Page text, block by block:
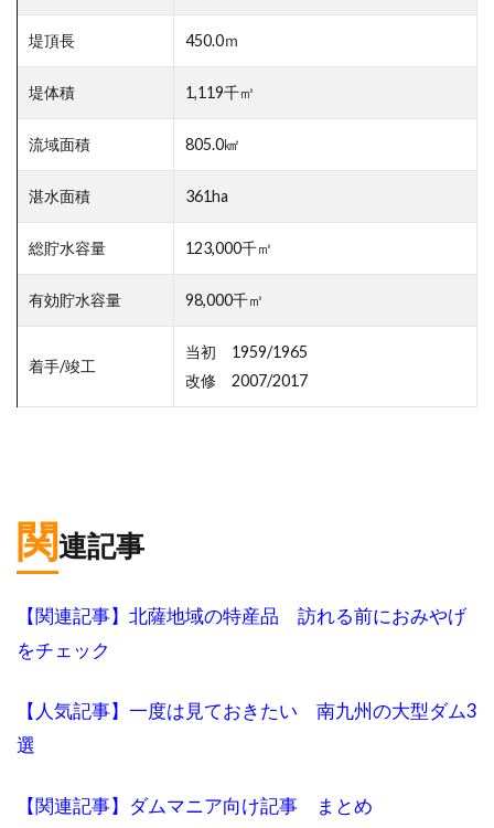
堤頂長 450.0ｍ
堤体積 1,119千㎥
流域面積 805.0㎢
湛水面積 361ha
総貯水容量 123,000千㎥
有効貯水容量 98,000千㎥
着手/竣工
当初 1959/1965
改修 2007/2017
関連記事
【関連記事】北薩地域の特産品 訪れる前におみやげ
をチェック
【人気記事】一度は見ておきたい 南九州の大型ダム3
選
【関連記事】ダムマニア向け記事 まとめ